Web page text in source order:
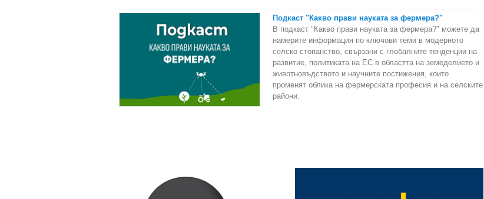
Подкаст "Какво прави науката за фермера?"
В подкаст "Какво прави науката за фермера?" можете да
намерите информация по ключови теми в модерното
селско стопанство, свързани с глобалните тенденции на
развитие, политиката на ЕС в областта на земеделието и
животновъдството и научните постижения, които
променят облика на фермерската професия и на селските
райони.